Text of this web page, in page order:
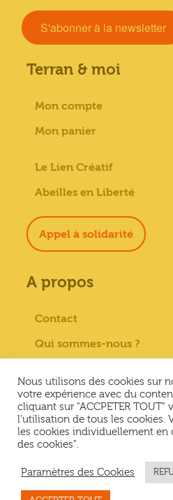
S'abonner à la newsletter
Terran & moi
Mon compte
Mon panier
Le Lien Créatif
Abeilles en Liberté
Appel à solidarité
A propos
Contact
Qui sommes-nous ?
Mentions Légales
Conditions générales de
Conditions Générales
Nous utilisons des cookies sur
votre expérience avec du
cliquant sur "ACCPETER TOUT"
l'utilisation de tous les cookies.
les cookies individuellement en
des cookies".
Paramètres des Cookies